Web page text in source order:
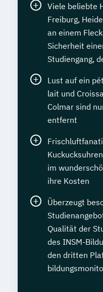
Viele beliebte
Freiburg,
an einem
Sicherheit
Studiengang,
Lust auf ein
lait und
Colmar sind
entfernt
im
ihre Kosten
Überzeugt
Qualität der
des INSM-
den dritten